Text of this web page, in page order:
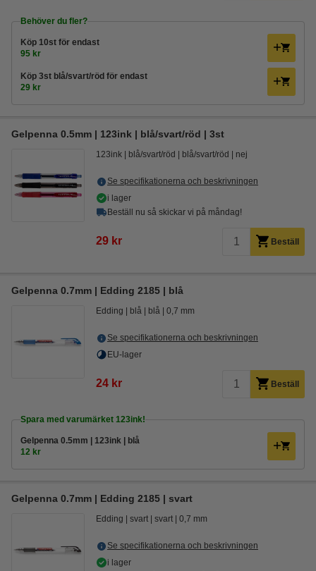
Behöver du fler?
Köp 10st för endast
95 kr
Köp 3st blå/svart/röd för endast
29 kr
Gelpenna 0.5mm | 123ink | blå/svart/röd | 3st
123ink blå/svart/röd blå/svart/röd nej
Se specifikationerna och beskrivningen
i lager
Beställ nu så skickar vi på måndag!
29 kr Beställ
Gelpenna 0.7mm | Edding 2185 | blå
Edding blå blå 0,7 mm
Se specifikationerna och beskrivningen
EU-lager
24 kr Beställ
Spara med varumärket 123ink!
Gelpenna 0.5mm | 123ink | blå
12 kr
Gelpenna 0.7mm | Edding 2185 | svart
Edding svart svart 0,7 mm
Se specifikationerna och beskrivningen
i lager